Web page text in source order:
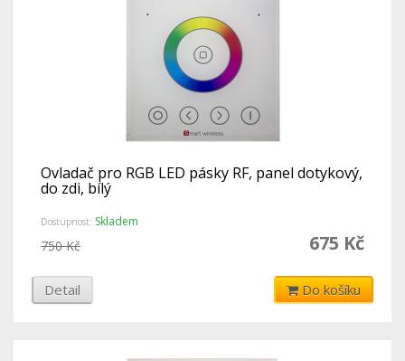
Ovladač pro RGB LED pásky RF, panel dotykový,
do zdi, bílý
Dostupnost: Skladem
675 Kč
750 Kč
Detail Do košíku